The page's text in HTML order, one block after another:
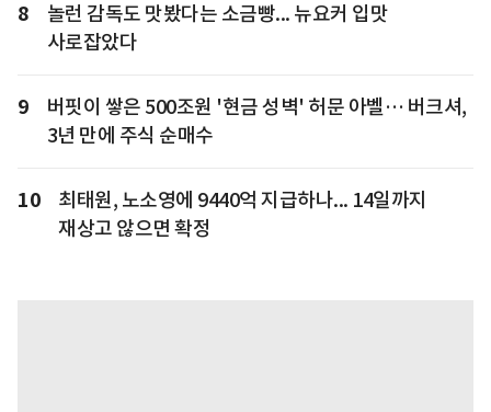
8
놀런 감독도 맛봤다는 소금빵... 뉴요커 입맛
사로잡았다
9
버핏이 쌓은 500조원 '현금 성벽' 허문 아벨… 버크셔,
3년 만에 주식 순매수
10
최태원, 노소영에 9440억 지급하나... 14일까지
재상고 않으면 확정